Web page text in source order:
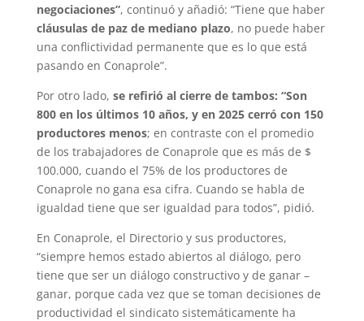
negociaciones”, continuó y añadió: “Tiene que haber
cláusulas de paz de mediano plazo, no puede haber
una conflictividad permanente que es lo que está
pasando en Conaprole”.
Por otro lado, se refirió al cierre de tambos: “Son
800 en los últimos 10 años, y en 2025 cerró con 150
productores menos; en contraste con el promedio
de los trabajadores de Conaprole que es más de $
100.000, cuando el 75% de los productores de
Conaprole no gana esa cifra. Cuando se habla de
igualdad tiene que ser igualdad para todos”, pidió.
En Conaprole, el Directorio y sus productores,
“siempre hemos estado abiertos al diálogo, pero
tiene que ser un diálogo constructivo y de ganar –
ganar, porque cada vez que se toman decisiones de
productividad el sindicato sistemáticamente ha